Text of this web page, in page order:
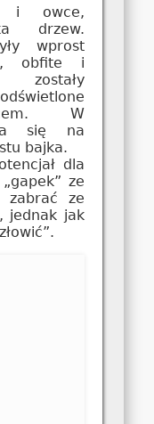
i owce,
drzew.
wprost
obfite i
zostały
W
się na
bajka.
dla
ze
zabrać ze
jednak jak